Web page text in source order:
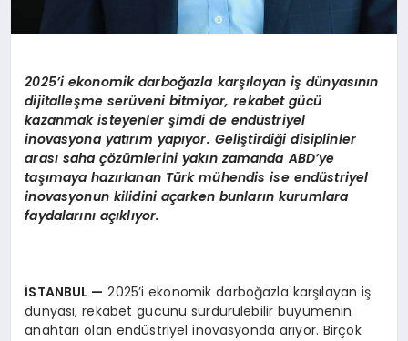
2025’i ekonomik darboğazla karşılayan iş dünyasının
dijitalleşme serüveni bitmiyor, rekabet gücü
kazanmak isteyenler şimdi de endüstriyel
inovasyona yatırım yapıyor. Geliştirdiği disiplinler
arası saha çözümlerini yakın zamanda ABD’ye
taşımaya hazırlanan Türk mühendis ise endüstriyel
inovasyonun kilidini açarken bunların kurumlara
faydalarını açıklıyor.
İSTANBUL — 2025’i ekonomik darboğazla karşılayan iş
dünyası, rekabet gücünü sürdürülebilir büyümenin
anahtarı olan endüstriyel inovasyonda arıyor. Birçok